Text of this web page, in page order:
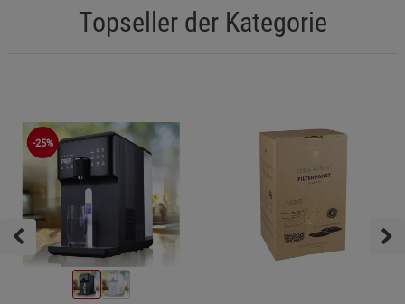
Topseller der Kategorie
-25%